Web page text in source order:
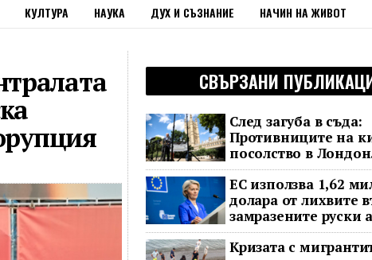
КУЛТУРА НАУКА ДУХ И СЪЗНАНИЕ НАЧИН НА ЖИВОТ
СВЪРЗАНИ
След загуба в съда:
Противниците на
посолство в Лондон
обжалват
ЕС използва 1,62
долара от лихвите
замразените руски
да подкрепи
Кризата с